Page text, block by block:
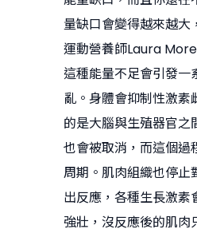
量缺口會變得越來越大
運動營養師Laura
這種能量不足會引發一
亂。身體會抑制性激素
的是大腦與生殖器官之
也會被取消，而這個過
周期。肌肉組織也停止
出反應，各種生長激素
強壯，沒反應後的肌肉